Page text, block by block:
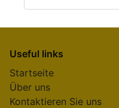
Useful links
Startseite
Über uns
Kontaktieren Sie uns